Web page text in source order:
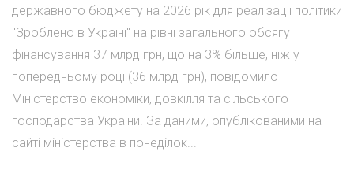
державного бюджету на 2026 рік для реалізації політики
"Зроблено в Україні" на рівні загального обсягу
фінансування 37 млрд грн, що на 3% більше, ніж у
попередньому році (36 млрд грн), повідомило
Міністерство економіки, довкілля та сільського
господарства України. За даними, опублікованими на
сайті міністерства в понеділок...